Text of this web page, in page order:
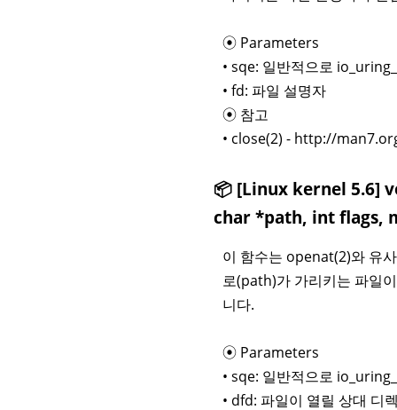
⦿ Parameters
• sqe: 일반적으로
• fd: 파일 설명자
⦿ 참고
• close(2) - http://
📦 [Linux kernel 5.6]
char *path, int flags,
이 함수는 openat(2)와 유
로(path)가 가리키는 파일
니다.
⦿ Parameters
• sqe: 일반적으로
• dfd: 파일이 열릴 상대